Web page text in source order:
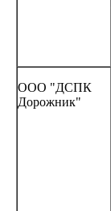
ООО "ДСПК
Дорожник"